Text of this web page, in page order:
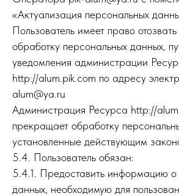
«Актуализация персональных
Пользователь имеет право
обработку персональных данных,
уведомления администрации
http://alum.pik.com по адресу
alum@ya.ru
Администрация Ресурса http://
прекращает обработку
установленные действующим
5.4. Пользователь обязан:
5.4.1. Предоставить информацию о
данных, необходимую для